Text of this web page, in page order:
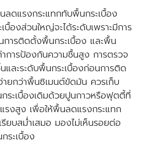
ดแรงกระแทกทับพื้นกระเบื้อง
บื้องส่วนใหญ่จะได้ระดับเพราะมีการ
การติดตั้งพื้นกระเบื้อง และพื้น
าการป้องกันความชื้นสูง การตรวจ
และระดับพื้นกระเบื้องก่อนการติด
ายกว่าพื้นซิเมนต์ขัดมัน ควรเก็บ
ระเบื้องเดิมด้วยปูนกาวหรือฟุตตี้ที่
รงสูง เพื่อให้พื้นลดแรงกระแทก
ยบสม่ำเสมอ มองไม่เห็นรอยต่อ
ระเบื้อง